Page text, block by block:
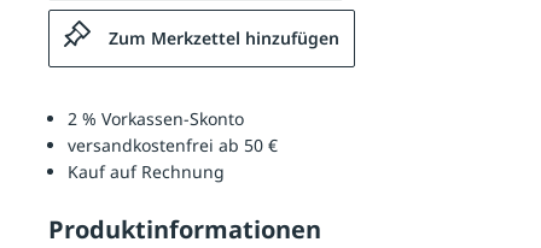
Zum Merkzettel hinzufügen
2 % Vorkassen-Skonto
versandkostenfrei ab 50 €
Kauf auf Rechnung
Produktinformationen